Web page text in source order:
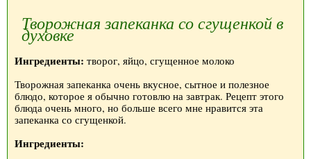
Творожная запеканка со сгущенкой в
духовке
Ингредиенты: творог, яйцо, сгущенное молоко
Творожная запеканка очень вкусное, сытное и полезное
блюдо, которое я обычно готовлю на завтрак. Рецепт этого
блюда очень много, но больше всего мне нравится эта
запеканка со сгущенкой.
Ингредиенты: